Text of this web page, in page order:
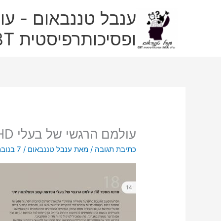
ענבל טננבאום -
ופסיכותרפיסטית CBT
עולמם הרגשי של בעלי ADHD
כתיבת תגובה / מאת ענבל טננבאום/ 7 בנובמבר 2022